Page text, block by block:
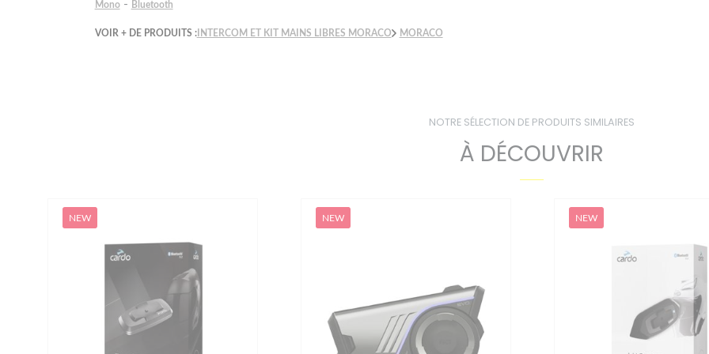
Mono - Bluetooth
VOIR + DE PRODUITS :INTERCOM ET KIT MAINS LIBRES MORACO MORACO
NOTRE SÉLECTION DE PRODUITS SIMILAIRES
À DÉCOUVRIR
NEW NEW NEW